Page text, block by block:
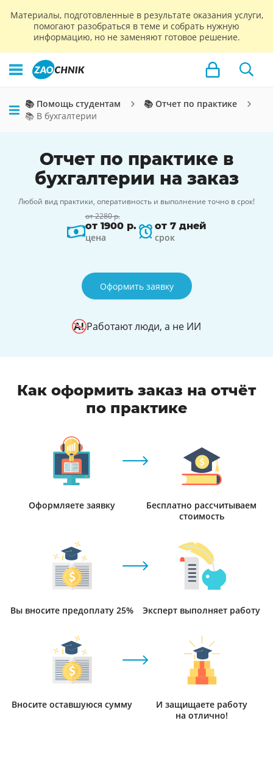
Материалы, подготовленные в результате оказания услуги,
помогают разобраться в теме и собрать нужную
информацию, но не заменяют готовое решение.
📚 Помощь студентам
📚 Отчет по практике
📚 В бухгалтерии
Отчет по практике в
бухгалтерии на заказ
Любой вид практики, оперативность и выполнение точно в срок!
от 2280 р.
от 1900 р.
цена
от 7 дней
срок
Оформить заявку
Работают люди, а не ИИ
Как оформить заказ на отчёт
по практике
Оформляете заявку
Бесплатно рассчитываем
стоимость
Вы вносите предоплату 25% Эксперт выполняет работу
Вносите оставшуюся сумму
И защищаете работу
на отлично!